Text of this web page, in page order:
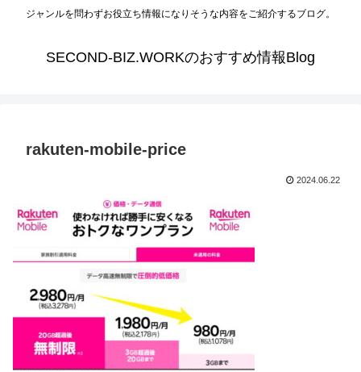
ジャンルを問わずお役立ち情報になりそうな内容をご紹介するブログ。
SECOND-BIZ.WORKのおすすめ情報Blog
rakuten-mobile-price
2024.06.22